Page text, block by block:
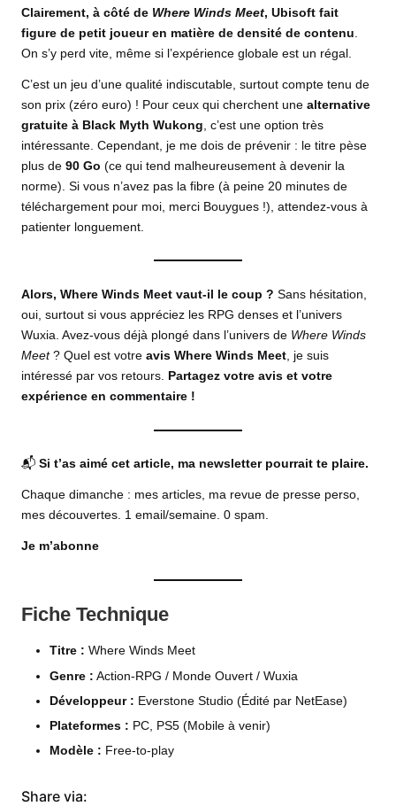
Clairement, à côté de Where Winds Meet, Ubisoft fait
figure de petit joueur en matière de densité de contenu
On s’y perd vite, même si l’expérience globale est un régal.
C’est un jeu d’une qualité indiscutable, surtout compte tenu de
son prix (zéro euro) ! Pour ceux qui cherchent une alternative
gratuite à Black Myth Wukong , c’est une option très
intéressante. Cependant, je me dois de prévenir : le titre pèse
plus de 90 Go (ce qui tend malheureusement à devenir la
norme). Si vous n’avez pas la fibre (à peine 20 minutes de
téléchargement pour moi, merci Bouygues !), attendez-vous à
patienter longuement.
Alors, Where Winds Meet vaut-il le coup ? Sans hésitation,
oui, surtout si vous appréciez les RPG denses et l’univers
Wuxia. Avez-vous déjà plongé dans l’univers de Where Winds
Meet? Quel est votre avis Where Winds Meet, je suis
intéressé par vos retours. Partagez votre avis et votre
expérience en commentaire !
📬 Si t’as aimé cet article, ma newsletter pourrait te plaire.
Chaque dimanche : mes articles, ma revue de presse perso,
mes découvertes. 1 email/semaine. 0 spam.
Je m’abonne
Fiche Technique
Titre : Where Winds Meet
Genre : Action-RPG / Monde Ouvert / Wuxia
Développeur : Everstone Studio (Édité par NetEase)
Plateformes : PC, PS5 (Mobile à venir)
Modèle : Free-to-play
Share via: